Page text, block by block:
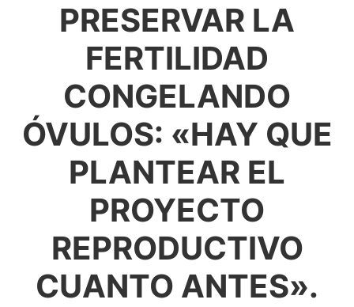
PRESERVAR LA
FERTILIDAD
CONGELANDO
ÓVULOS: «HAY QUE
PLANTEAR EL
PROYECTO
REPRODUCTIVO
CUANTO ANTES».